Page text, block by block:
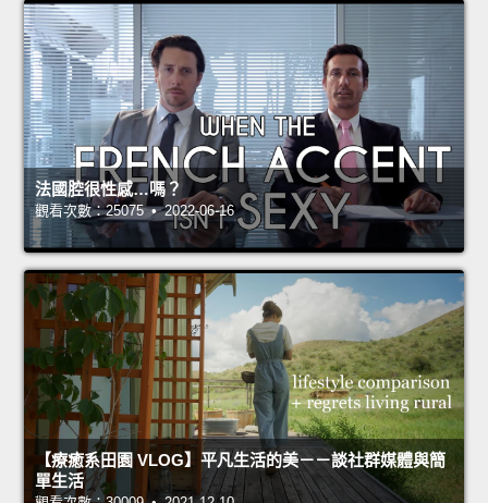
法國腔很性感…嗎？
觀看次數：25075 • 2022-06-16
【療癒系田園 VLOG】平凡生活的美－－談社群媒體與簡
單生活